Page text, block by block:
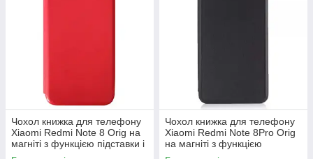
Чохол книжка для телефону
Xiaomi Redmi Note 8 Orig на
магніті з функцією підставки і
кишенею для карт Red 4you
Чохол книжка для телефону
Xiaomi Redmi Note 8Pro Orig
на магніті з функцією
підставки і кишенею для карт